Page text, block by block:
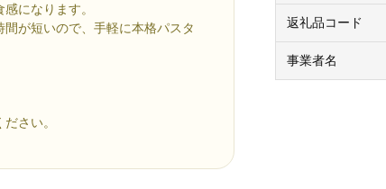
になります。
が短いので、手軽に本格パスタ
さい。
返礼品コード
事業者名